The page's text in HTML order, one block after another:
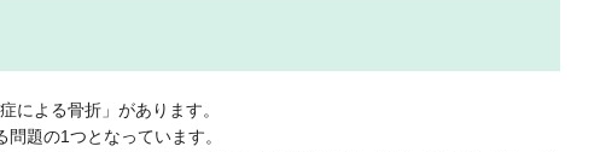
による骨折」があります。
題の1つとなっています。